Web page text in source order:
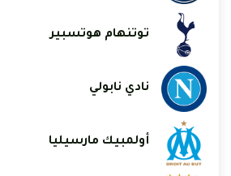
توتنهام هوتسبير
نادي نابولي
أولمبيك مارسيليا